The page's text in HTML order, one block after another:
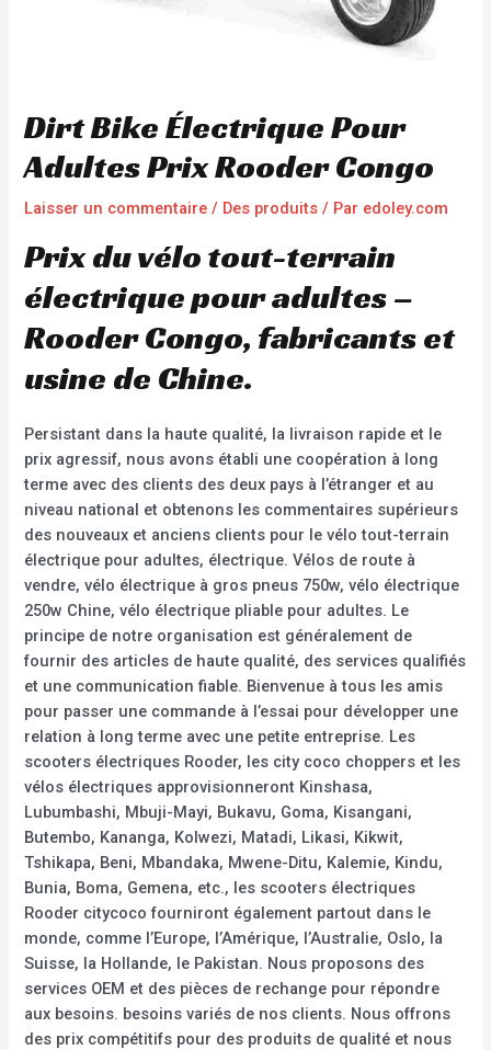
Dirt Bike Électrique Pour
Adultes Prix Rooder Congo
Laisser un commentaire / Des produits / Par edoley.com
Prix du vélo tout-terrain
électrique pour adultes –
Rooder Congo, fabricants et
usine de Chine.
Persistant dans la haute qualité, la livraison rapide et le
prix agressif, nous avons établi une coopération à long
terme avec des clients des deux pays à l’étranger et au
niveau national et obtenons les commentaires supérieurs
des nouveaux et anciens clients pour le vélo tout-terrain
électrique pour adultes, électrique. Vélos de route à
vendre, vélo électrique à gros pneus 750w, vélo électrique
250w Chine, vélo électrique pliable pour adultes. Le
principe de notre organisation est généralement de
fournir des articles de haute qualité, des services qualifiés
et une communication fiable. Bienvenue à tous les amis
pour passer une commande à l’essai pour développer une
relation à long terme avec une petite entreprise. Les
scooters électriques Rooder, les city coco choppers et les
vélos électriques approvisionneront Kinshasa,
Lubumbashi, Mbuji-Mayi, Bukavu, Goma, Kisangani,
Butembo, Kananga, Kolwezi, Matadi, Likasi, Kikwit,
Tshikapa, Beni, Mbandaka, Mwene-Ditu, Kalemie, Kindu,
Bunia, Boma, Gemena, etc., les scooters électriques
Rooder citycoco fourniront également partout dans le
monde, comme l’Europe, l’Amérique, l’Australie, Oslo, la
Suisse, la Hollande, le Pakistan. Nous proposons des
services OEM et des pièces de rechange pour répondre
aux besoins. besoins variés de nos clients. Nous offrons
des prix compétitifs pour des produits de qualité et nous